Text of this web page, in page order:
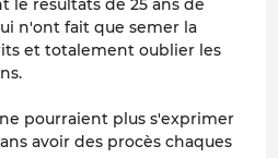
n'ont fait que semer la
et totalement oublier les
pourraient plus s'exprimer
avoir des procès chaques